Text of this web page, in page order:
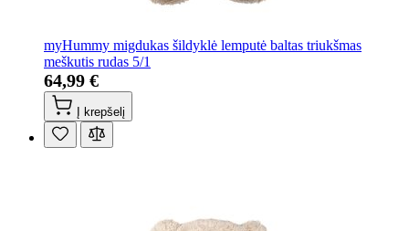
myHummy migdukas šildyklė lemputė baltas triukšmas
meškutis rudas 5/1
64,99 €
Į krepšelį